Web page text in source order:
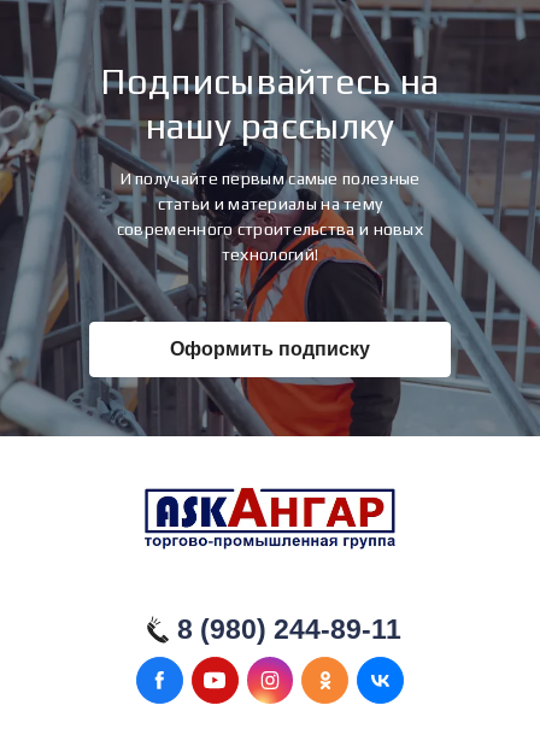
Подписывайтесь на
нашу рассылку
И получайте первым самые полезные
статьи и материалы на тему
современного строительства и новых
технологий!
Оформить подписку
8 (980) 244-89-11